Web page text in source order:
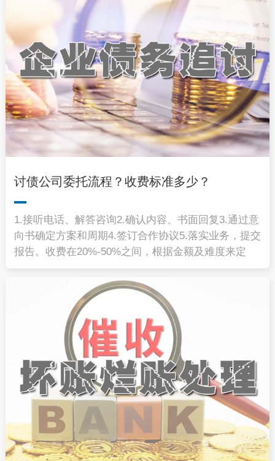
讨债公司委托流程？收费标准多少？
1.接听电话、解答咨询2.确认内容、书面回复3.通过意
向书确定方案和周期4.签订合作协议5.落实业务，提交
报告。收费在20%-50%之间，根据金额及难度来定